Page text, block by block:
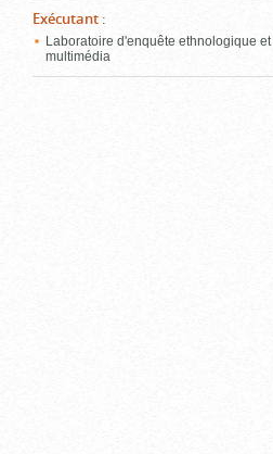
Exécutant :
Laboratoire d'enquête ethnologique et
multimédia